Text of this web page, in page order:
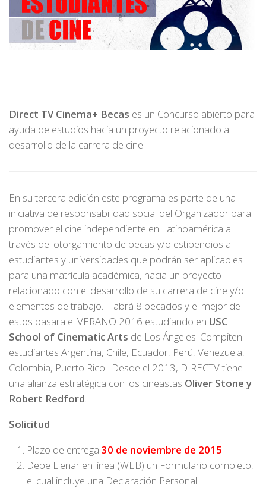
Direct TV Cinema+ Becas es un Concurso abierto para
ayuda de estudios hacia un proyecto relacionado al
desarrollo de la carrera de cine
En su tercera edición este programa es parte de una
iniciativa de responsabilidad social del Organizador para
promover el cine independiente en Latinoamérica a
través del otorgamiento de becas y/o estipendios a
estudiantes y universidades que podrán ser aplicables
para una matrícula académica, hacia un proyecto
relacionado con el desarrollo de su carrera de cine y/o
elementos de trabajo. Habrá 8 becados y el mejor de
estos pasara el VERANO 2016 estudiando en USC
School of Cinematic Arts de Los Ángeles. Compiten
estudiantes Argentina, Chile, Ecuador, Perú, Venezuela,
Colombia, Puerto Rico. Desde el 2013, DIRECTV tiene
una alianza estratégica con los cineastas Oliver Stone y
Robert Redford.
Solicitud
Plazo de entrega 30 de noviembre de 2015
Debe Llenar en línea (WEB) un Formulario completo,
el cual incluye una Declaración Personal